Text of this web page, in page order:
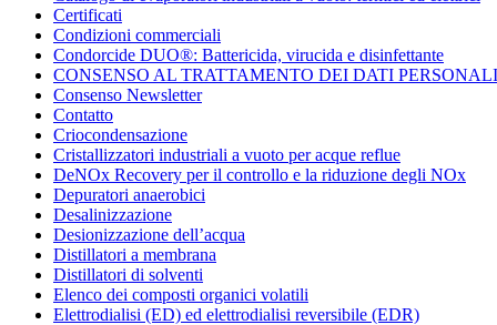
Certificati
Condizioni commerciali
Condorcide DUO®: Battericida, virucida e disinfettante
CONSENSO AL TRATTAMENTO DEI DATI PERSONALI
Consenso Newsletter
Contatto
Criocondensazione
Cristallizzatori industriali a vuoto per acque reflue
DeNOx Recovery per il controllo e la riduzione degli NOx
Depuratori anaerobici
Desalinizzazione
Desionizzazione dell’acqua
Distillatori a membrana
Distillatori di solventi
Elenco dei composti organici volatili
Elettrodialisi (ED) ed elettrodialisi reversibile (EDR)